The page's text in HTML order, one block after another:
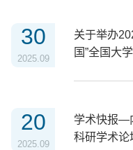
30
2025.09
关于举办
国”全国大
20
2025.09
学术快报—
科研学术论